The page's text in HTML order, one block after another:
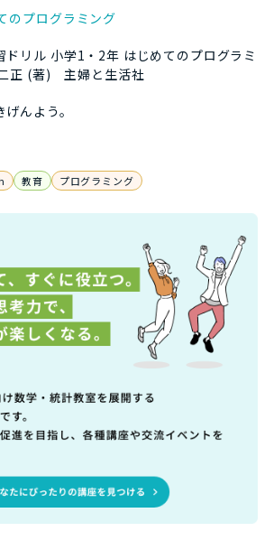
のプログラミング
ドリル 小学1・2年 はじめてのプログラミ
正 (著) 主婦と生活社
んよう。
教育 プログラミング